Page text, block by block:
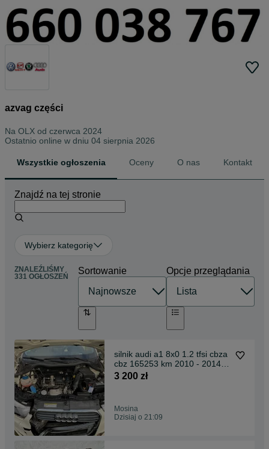
azvag części
Na OLX od czerwca 2024
Ostatnio online w dniu 04 sierpnia 2026
Wszystkie ogłoszenia Oceny O nas Kontakt
Znajdź na tej stronie
Wybierz kategorię
ZNALEŹLIŚMY
331 OGŁOSZEŃ
Sortowanie Opcje przeglądania
silnik audi a1 8x0 1.2 tfsi cbza
cbz 165253 km 2010 - 2014
kompletny
3 200 zł
Mosina
Dzisiaj o 21:09